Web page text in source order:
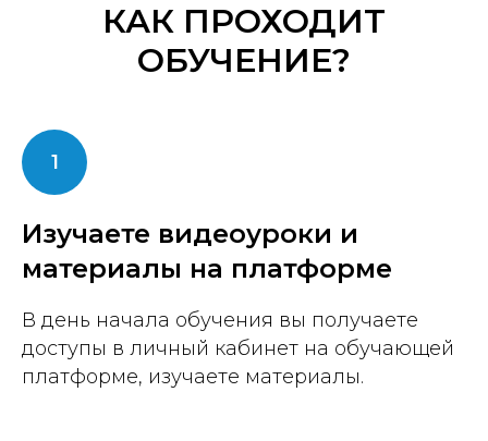
КАК ПРОХОДИТ
ОБУЧЕНИЕ?
Изучаете видеоуроки и
материалы на платформе
В день начала обучения вы получаете
доступы в личный кабинет на обучающей
платформе, изучаете материалы.